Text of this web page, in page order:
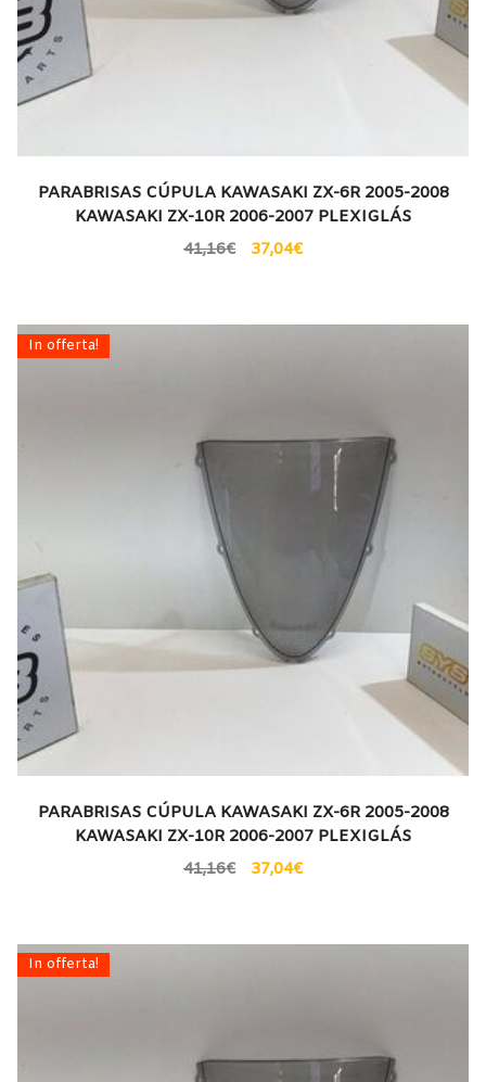
PARABRISAS CÚPULA KAWASAKI ZX-6R 2005-2008
KAWASAKI ZX-10R 2006-2007 PLEXIGLÁS
41,16€ 37,04€
In offerta!
PARABRISAS CÚPULA KAWASAKI ZX-6R 2005-2008
KAWASAKI ZX-10R 2006-2007 PLEXIGLÁS
41,16€ 37,04€
In offerta!